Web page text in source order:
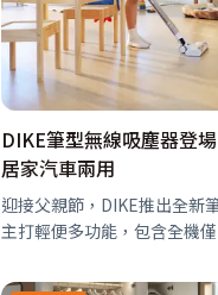
DIKE筆型無線吸塵器登
居家汽車兩用
迎接父親節，DIKE推出全新
主打輕便多功能，包含全機